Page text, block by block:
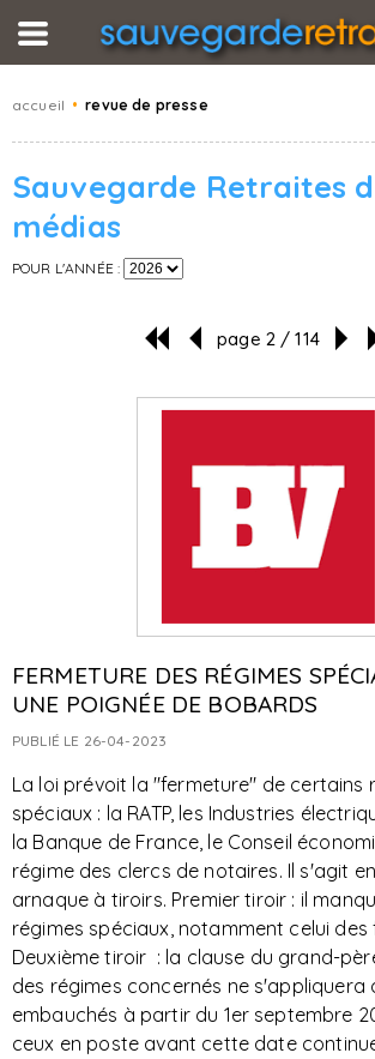
accueil • revue de presse
Sauvegarde Retraites
médias
POUR L'ANNÉE :
page 2 / 114
FERMETURE DES RÉGIMES
UNE POIGNÉE DE BOBARDS
PUBLIÉ LE 26-04-2023
La loi prévoit la "fermeture" de certains
spéciaux : la RATP, les Industries
la Banque de France, le Conseil
régime des clercs de notaires. Il s'agit
arnaque à tiroirs. Premier tiroir : il
régimes spéciaux, notamment celui des
Deuxième tiroir : la clause du grand-
des régimes concernés ne s'appliquera
embauchés à partir du 1er septembre
ceux en poste avant cette date